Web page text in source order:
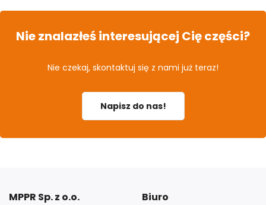
Nie znalazłeś interesującej Cię części?
Nie czekaj, skontaktuj się z nami już teraz!
Napisz do nas!
MPPR Sp. z o.o. Biuro